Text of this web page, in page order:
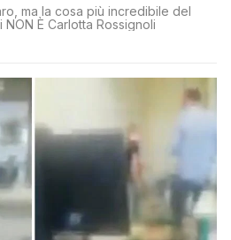
ma la cosa più incredibile del
È Carlotta Rossignoli